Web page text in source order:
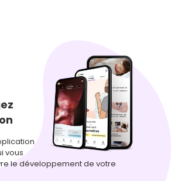
vous
le développement de votre